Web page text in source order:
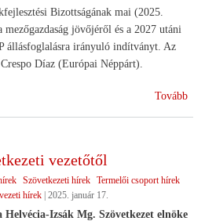
Bizottságának mai (2025.
jövőjéről és a 2027 utáni
állásfoglalásra irányuló indítványt. Az
Díaz (Európai Néppárt).
Tovább
vezetőtől
Szövetkezeti hírek Termelői csoport hírek
hírek 2025. január 17.
Izsák Mg. Szövetkezet elnöke